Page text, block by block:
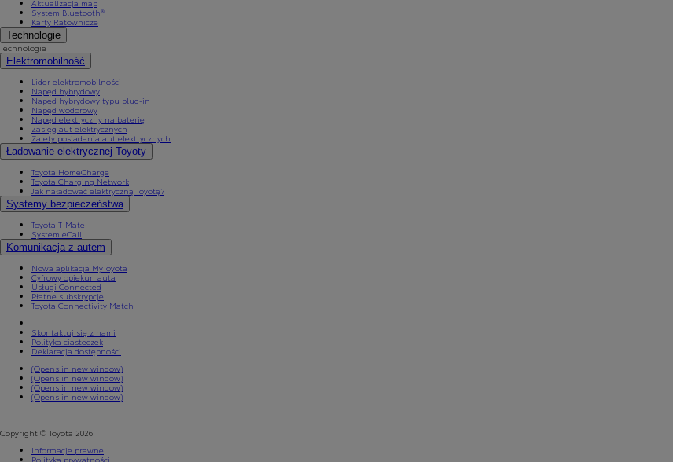
Od81 900 zł
HYBRID
Aktualizacja map
System Bluetooth®
Karty Ratownicze
Technologie
Technologie
Elektromobilność
Lider elektromobilności
Napęd hybrydowy
Napęd hybrydowy typu plug-in
Napęd wodorowy
Napęd elektryczny na baterię
Zasięg aut elektrycznych
Zalety posiadania aut elektrycznych
Ładowanie elektrycznej Toyoty
Toyota HomeCharge
Toyota Charging Network
Jak naładować elektryczną Toyotę?
Systemy bezpieczeństwa
Toyota T-Mate
System eCall
Komunikacja z autem
Nowa aplikacja MyToyota
Cyfrowy opiekun auta
Usługi Connected
Płatne subskrypcje
Toyota Connectivity Match
Skontaktuj się z nami
Polityka ciasteczek
Deklaracja dostępności
(Opens in new window)
(Opens in new window)
(Opens in new window)
(Opens in new window)
Copyright © Toyota 2026
Informacje prawne
Polityka prywatności